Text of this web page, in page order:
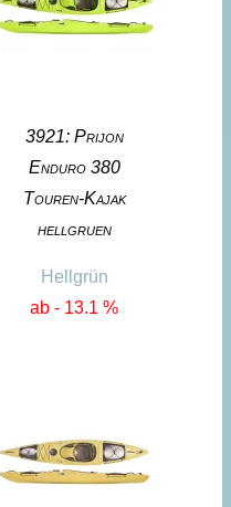
3921: Prijon
Enduro 380
Touren-Kajak
hellgruen
Hellgrün
ab - 13.1 %